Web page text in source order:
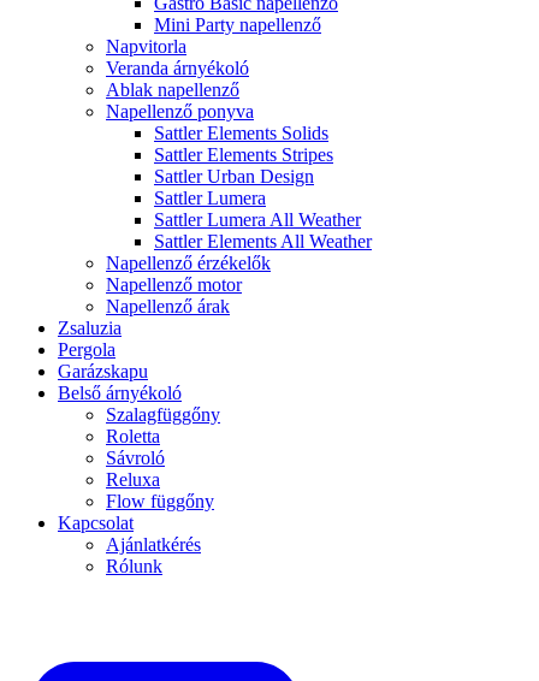
Mini Party napellenző
Napvitorla
Veranda árnyékoló
Ablak napellenző
Napellenző ponyva
Sattler Elements Solids
Sattler Elements Stripes
Sattler Urban Design
Sattler Lumera
Sattler Lumera All Weather
Sattler Elements All Weather
Napellenző érzékelők
Napellenző motor
Napellenző árak
Zsaluzia
Pergola
Garázskapu
Belső árnyékoló
Szalagfüggőny
Roletta
Sávroló
Reluxa
Flow függőny
Kapcsolat
Ajánlatkérés
Rólunk